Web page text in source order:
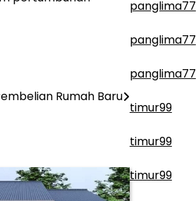
Rumah Baru
panglima77
panglima77
panglima77
timur99
timur99
timur99